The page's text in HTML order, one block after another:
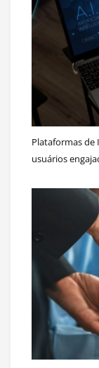
Plataformas de
usuários